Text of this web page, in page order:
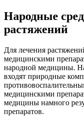
Народные
растяжений
Для лечения
медицинскими
народной медицины.
входят природные
медицинскими
медицины намного
препаратов.